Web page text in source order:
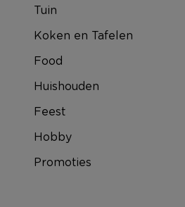
Tuin
Koken en Tafelen
Food
Huishouden
Feest
Hobby
Promoties